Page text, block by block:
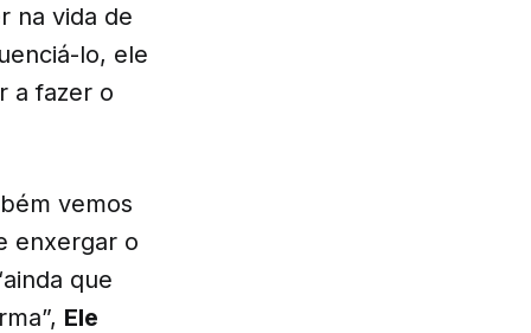
na vida de
lo, ele
a fazer o
vemos
enxergar o
que
Ele